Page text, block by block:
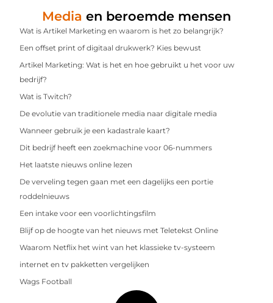
Media en beroemde mensen
Wat is Artikel Marketing en waarom is het zo belangrijk?
Een offset print of digitaal drukwerk? Kies bewust
Artikel Marketing: Wat is het en hoe gebruikt u het voor uw
bedrijf?
Wat is Twitch?
De evolutie van traditionele media naar digitale media
Wanneer gebruik je een kadastrale kaart?
Dit bedrijf heeft een zoekmachine voor 06-nummers
Het laatste nieuws online lezen
De verveling tegen gaan met een dagelijks een portie
roddelnieuws
Een intake voor een voorlichtingsfilm
Blijf op de hoogte van het nieuws met Teletekst Online
Waarom Netflix het wint van het klassieke tv-systeem
internet en tv pakketten vergelijken
Wags Football